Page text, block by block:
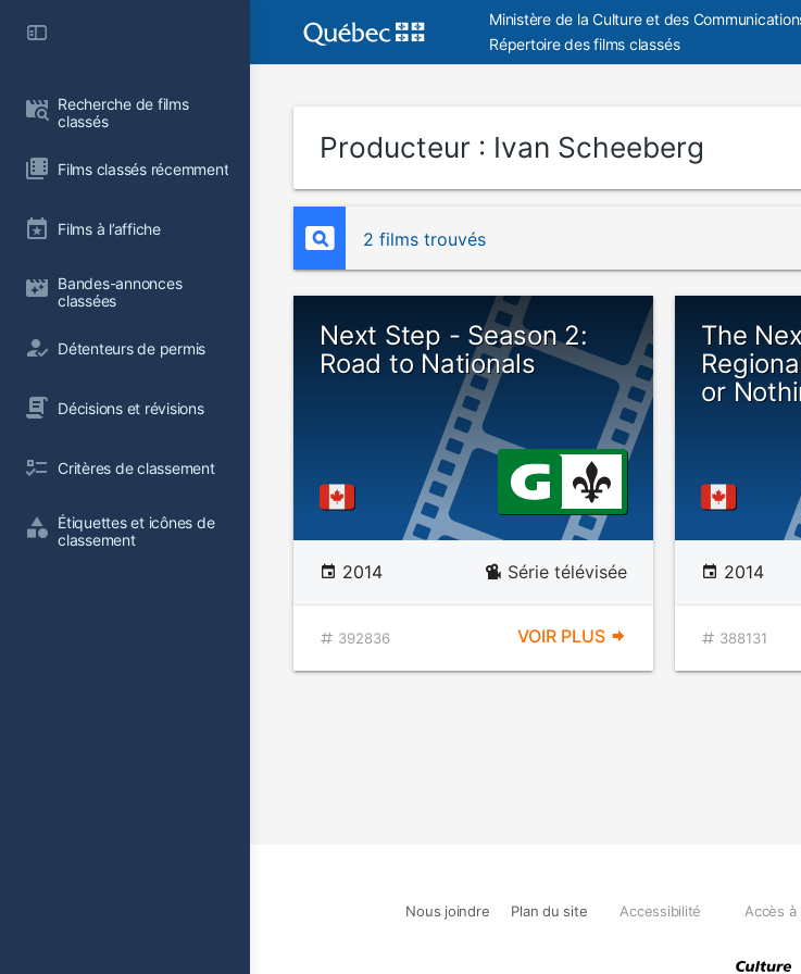
Recherche de films
classés
Films classés récemment
Films à l’affiche
Bandes-annonces
classées
Détenteurs de permis
Décisions et révisions
Critères de classement
Étiquettes et icônes de
classement
Ministère de la Culture et des
Répertoire des films classés
Producteur : Ivan Scheeberg
2 films trouvés
Next Step - Season 2:
Road to Nationals
2014 Série télévisée
392836 VOIR PLUS
The
or
2014
388131
Nous joindre Plan du site Accessibilité Accès à